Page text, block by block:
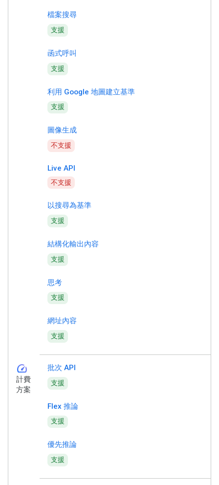
檔案搜尋
支援
函式呼叫
支援
利用 Google 地圖建立基準
支援
圖像生成
不支援
Live API
不支援
以搜尋為基準
支援
結構化輸出內容
支援
思考
支援
網址內容
支援
speed
計費
方案
批次 API
支援
Flex 推論
支援
優先推論
支援